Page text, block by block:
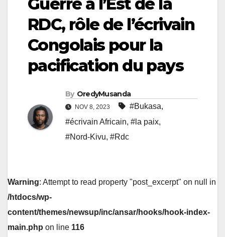
RDC, rôle de l’écrivain
Congolais pour la
pacification du pays
By OredyMusanda
NOV 8, 2023 #Bukasa,
#écrivain Africain, #la paix,
#Nord-Kivu, #Rdc
Warning: Attempt to read property "post_excerpt" on null in
/htdocs/wp-
content/themes/newsup/inc/ansar/hooks/hook-index-
main.php on line 116